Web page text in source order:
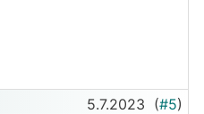
5.7.2023 (#5)